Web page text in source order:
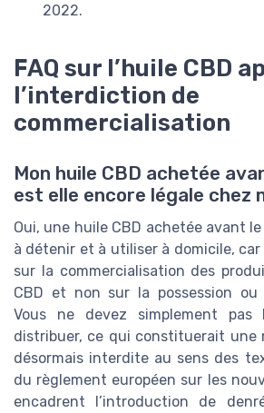
2022.
FAQ sur l’huile CBD
l’interdiction de
commercialisation
Mon huile CBD achetée
est elle encore légale chez
Oui, une huile CBD achetée avant
à détenir et à utiliser à domicile,
sur la commercialisation des
CBD et non sur la possession ou
Vous ne devez simplement
distribuer, ce qui constituerait une
désormais interdite au sens des
du règlement européen sur les
encadrent l’introduction de